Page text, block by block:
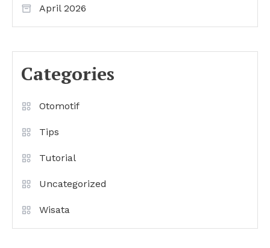
April 2026
Categories
Otomotif
Tips
Tutorial
Uncategorized
Wisata